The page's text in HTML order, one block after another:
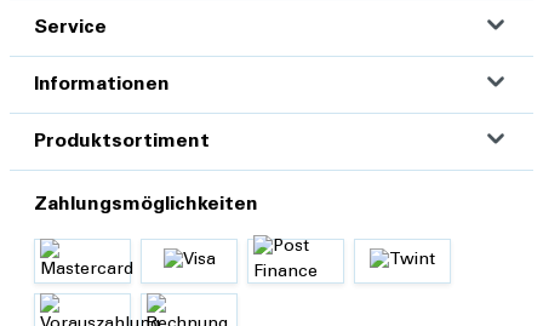
Service
Informationen
Produktsortiment
Zahlungsmöglichkeiten